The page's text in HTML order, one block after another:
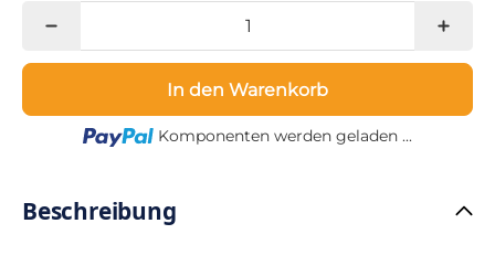
In den Warenkorb
Loading...
Komponenten werden geladen ...
Beschreibung